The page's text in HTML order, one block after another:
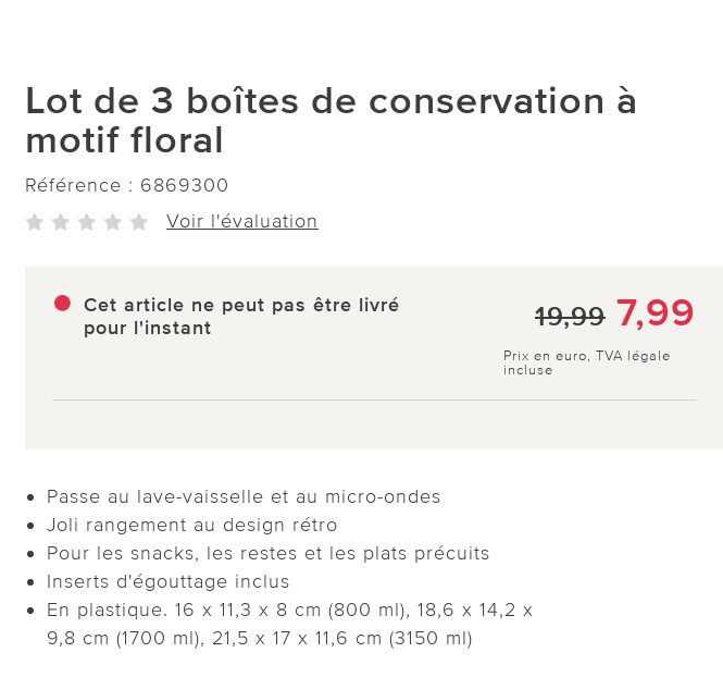
Lot de 3 boîtes de conservation à
motif floral
Référence : 6869300
Voir l'évaluation
Cet article ne peut pas être livré
pour l'instant
19,99 7,99
Prix en euro, TVA légale
incluse
Passe au lave-vaisselle et au micro-ondes
Joli rangement au design rétro
Pour les snacks, les restes et les plats précuits
Inserts d'égouttage inclus
En plastique. 16 x 11,3 x 8 cm (800 ml), 18,6 x 14,2 x
9,8 cm (1700 ml), 21,5 x 17 x 11,6 cm (3150 ml)